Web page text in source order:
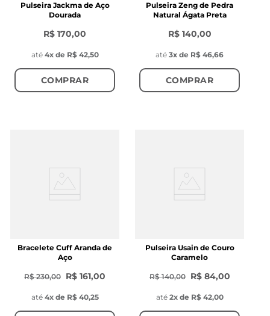
Pulseira Jackma de Aço
Dourada
R$ 170,00
até 4x de R$ 42,50
COMPRAR
Pulseira Zeng de Pedra
Natural Ágata Preta
R$ 140,00
até 3x de R$ 46,66
COMPRAR
Bracelete Cuff Aranda de
Aço
R$ 230,00 R$ 161,00
até 4x de R$ 40,25
Pulseira Usain de Couro
Caramelo
R$ 140,00 R$ 84,00
até 2x de R$ 42,00